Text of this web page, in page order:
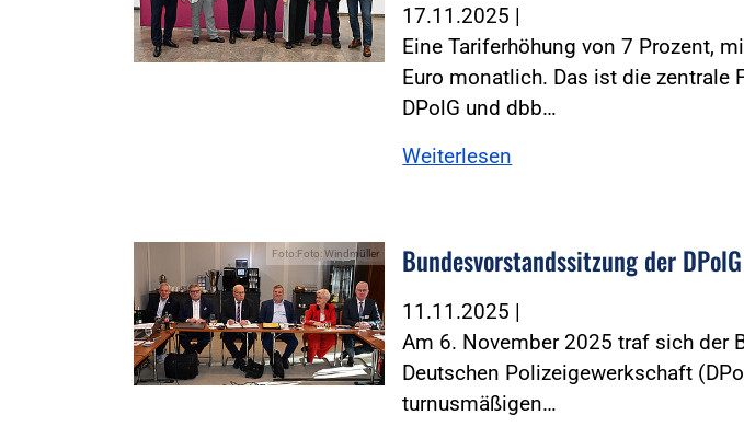
17.11.2025 |
Eine Tariferhöhung von 7 Prozent,
Euro monatlich. Das ist die zentrale
DPolG und dbb…
Weiterlesen
Foto:Foto: Windmüller Bundesvorstandssitzung der
11.11.2025 |
Am 6. November 2025 traf sich der
Deutschen Polizeigewerkschaft
turnusmäßigen…